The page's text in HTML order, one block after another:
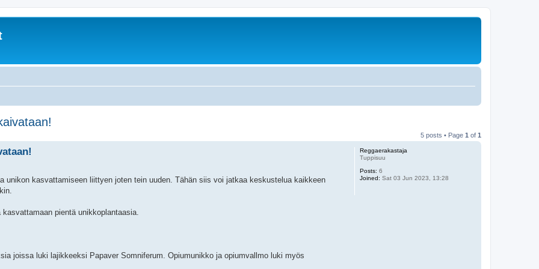
5 posts • Page 1 of 1
Reggaerakastaja
Tuppisuu
Posts: 6
Joined: Sat 03 Jun 2023, 13:28
unikon kasvattamiseen liittyen joten tein uuden. Tähän siis voi jatkaa keskustelua kaikkeen
pientä unikkoplantaasia.
joissa luki lajikkeeksi Papaver Somniferum. Opiumunikko ja opiumvallmo luki myös